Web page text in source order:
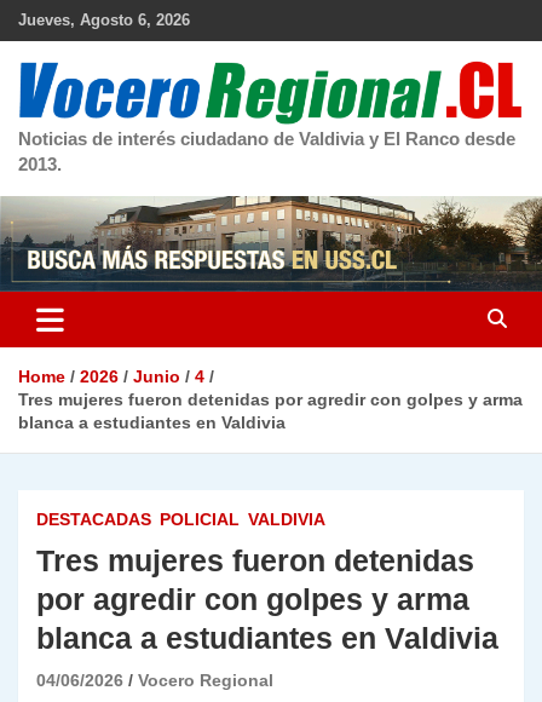
Skip
Jueves, Agosto 6, 2026
Noticias de interés ciudadano de Valdivia y El Ranco desde
2013.
Home 2026 Junio
4
Tres mujeres fueron detenidas por agredir con golpes y arma
blanca a estudiantes en Valdivia
DESTACADAS POLICIAL VALDIVIA
Tres mujeres fueron detenidas
por agredir con golpes y arma
blanca a estudiantes en Valdivia
04/06/2026 Vocero Regional